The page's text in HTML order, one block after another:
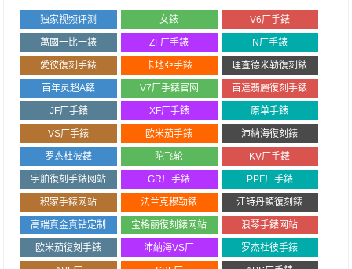
独家视频评测 女錶 V6厂手錶
萬國一比一錶 ZF厂手錶 N厂手錶
愛彼復刻手錶 卡地亞手錶 理查德米勒復刻錶
百年灵超A錶 V7厂手錶官网 百達翡麗復刻手錶
JF厂手錶 XF厂手錶 原单手錶
VS厂手錶 欧米茄手錶 沛納海復刻錶
罗杰杜彼錶 陀飞轮 KV厂手錶
宇舶復刻手錶网站 GR厂手錶 PPF厂手錶
积家手錶网站 法兰克穆勒錶 江詩丹頓復刻錶
高端真金真钻定制 宝格丽復刻錶网站 浪琴手錶网站
欧米茄復刻手錶 沛納海VS厂 罗杰杜彼手錶